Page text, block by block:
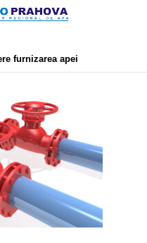
furnizarea apei